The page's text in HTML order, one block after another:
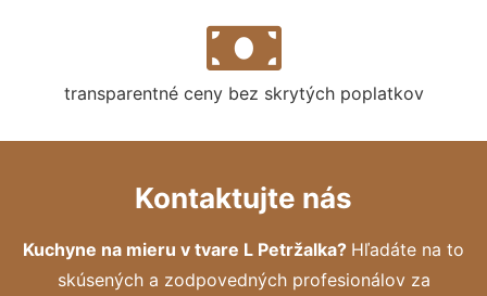
transparentné ceny bez skrytých poplatkov
Kontaktujte nás
Kuchyne na mieru v tvare L Petržalka? Hľadáte na to
skúsených a zodpovedných profesionálov za